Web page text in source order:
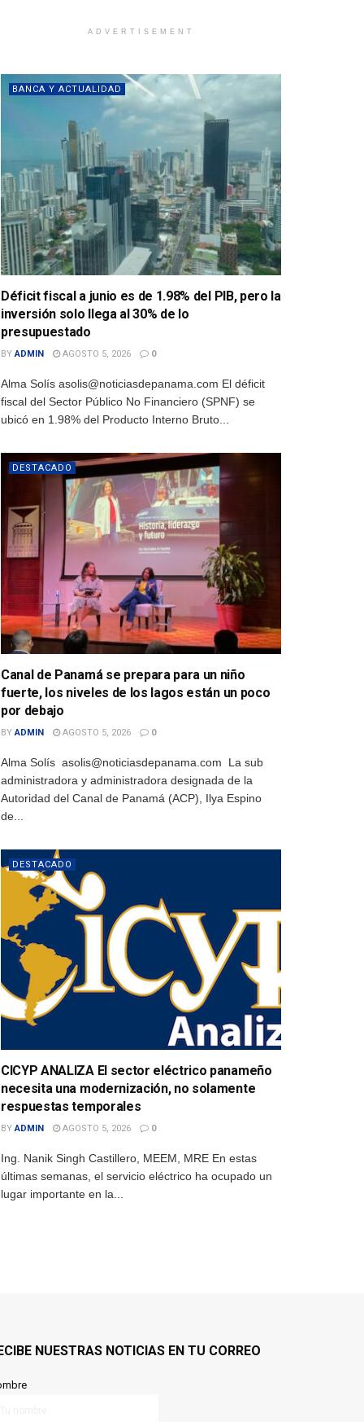
ADVERTISEMENT
BANCA Y ACTUALIDAD
Déficit fiscal a junio es de 1.98% del PIB, pero la
inversión solo llega al 30% de lo
presupuestado
BY ADMIN AGOSTO 5, 2026 0
Alma Solís asolis@noticiasdepanama.com El déficit
fiscal del Sector Público No Financiero (SPNF) se
ubicó en 1.98% del Producto Interno Bruto...
DESTACADO
Canal de Panamá se prepara para un niño
fuerte, los niveles de los lagos están un poco
por debajo
BY ADMIN AGOSTO 5, 2026 0
Alma Solís asolis@noticiasdepanama.com La sub
administradora y administradora designada de la
Autoridad del Canal de Panamá (ACP), Ilya Espino
de...
DESTACADO
CICYP ANALIZA El sector eléctrico panameño
necesita una modernización, no solamente
respuestas temporales
BY ADMIN AGOSTO 5, 2026 0
Ing. Nanik Singh Castillero, MEEM, MRE En estas
últimas semanas, el servicio eléctrico ha ocupado un
lugar importante en la...
NUESTRAS NOTICIAS EN TU CORREO